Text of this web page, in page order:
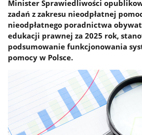
Minister Sprawiedliwości
zadań z zakresu nieodpłatnej
nieodpłatnego poradnictwa
edukacji prawnej za 2025 rok,
podsumowanie funkcjonowania
pomocy w Polsce.